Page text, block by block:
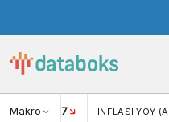
Makro
USD/IDR 17 INFLASI YOY